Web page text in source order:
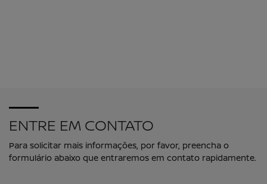
ENTRE EM CONTATO
Para solicitar mais informações, por favor, preencha o
formulário abaixo que entraremos em contato rapidamente.